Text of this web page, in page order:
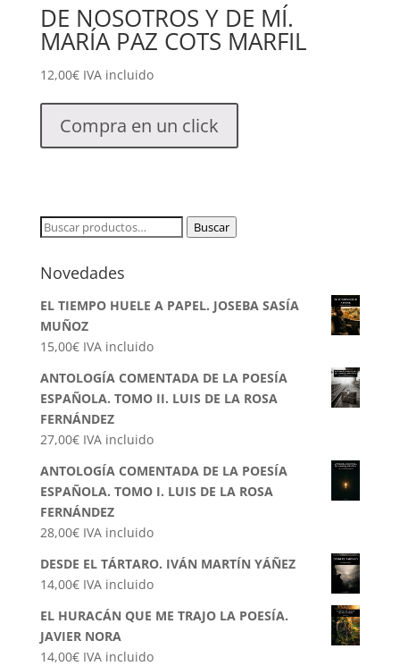
DE NOSOTROS Y DE MÍ.
MARÍA PAZ COTS MARFIL
12,00€ IVA incluido
Compra en un click
Buscar
Buscar
Novedades
EL TIEMPO HUELE A PAPEL. JOSEBA SASÍA
MUÑOZ
15,00€ IVA incluido
ANTOLOGÍA COMENTADA DE LA POESÍA
ESPAÑOLA. TOMO II. LUIS DE LA ROSA
FERNÁNDEZ
27,00€ IVA incluido
ANTOLOGÍA COMENTADA DE LA POESÍA
ESPAÑOLA. TOMO I. LUIS DE LA ROSA
FERNÁNDEZ
28,00€ IVA incluido
DESDE EL TÁRTARO. IVÁN MARTÍN YÁÑEZ
14,00€ IVA incluido
EL HURACÁN QUE ME TRAJO LA POESÍA.
JAVIER NORA
14,00€ IVA incluido